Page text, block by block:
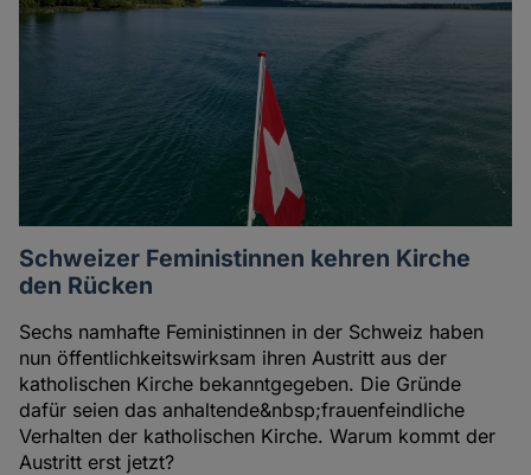
Schweizer Feministinnen kehren Kirche
den Rücken
Sechs namhafte Feministinnen in der Schweiz haben
nun öffentlichkeitswirksam ihren Austritt aus der
katholischen Kirche bekanntgegeben. Die Gründe
dafür seien das anhaltende&nbsp;frauenfeindliche
Verhalten der katholischen Kirche. Warum kommt der
Austritt erst jetzt?